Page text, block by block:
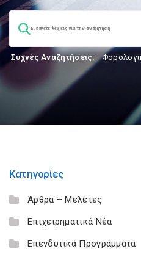
Συχνές Αναζητήσεις:
Κατηγορίες
Άρθρα – Μελέτες
Επιχειρηματικά Νέα
Επενδυτικά Προγράμματα